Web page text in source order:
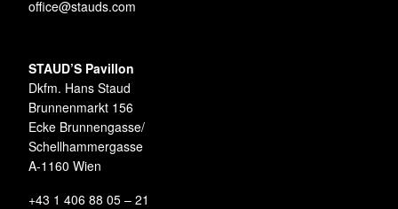
office@stauds.com
STAUD’S Pavillon
Dkfm. Hans Staud
Brunnenmarkt 156
Ecke Brunnengasse/
Schellhammergasse
A-1160 Wien
+43 1 406 88 05 – 21